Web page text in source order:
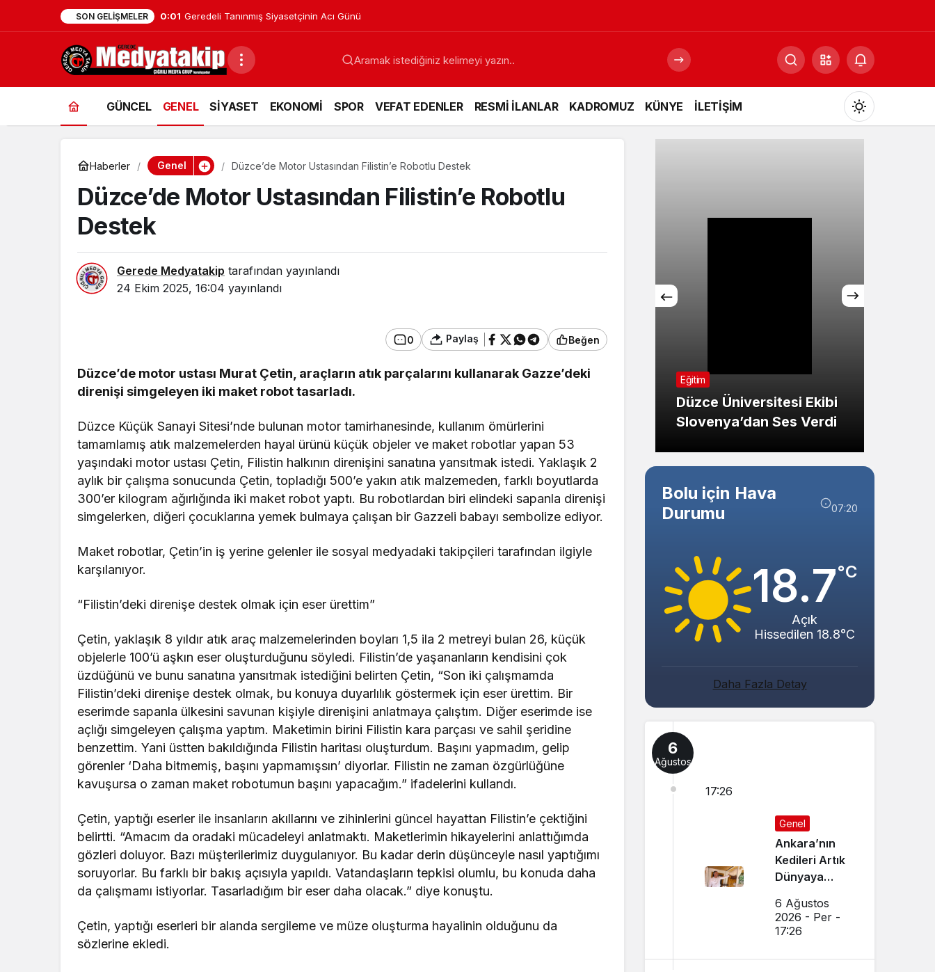
SON GELIŞMELER 0:00 AMBALAJ VE TEKSTİL ATIKLARI TOPLAMA İHALELERİ (GEREDE BELEDİYESİ)
GÜNCEL GENEL SİYASET EKONOMİ SPOR VEFAT EDENLER RESMİ İLANLAR KADROMUZ KÜNYE İLETİŞİM
Mod
değiştir
Gündüz Modu
Haberler Genel Düzce’de Motor Ustasından Filistin’e Robotlu Destek
Düzce’de Motor Ustasından Filistin’e Robotlu
Destek
Gerede Medyatakip tarafından yayınlandı
24 Ekim 2025, 16:04 yayınlandı
0 Paylaş Beğen
Düzce’de motor ustası Murat Çetin, araçların atık parçalarını kullanarak Gazze’deki
direnişi simgeleyen iki maket robot tasarladı.
Düzce Küçük Sanayi Sitesi’nde bulunan motor tamirhanesinde, kullanım ömürlerini
tamamlamış atık malzemelerden hayal ürünü küçük objeler ve maket robotlar yapan 53
yaşındaki motor ustası Çetin, Filistin halkının direnişini sanatına yansıtmak istedi. Yaklaşık 2
aylık bir çalışma sonucunda Çetin, topladığı 500’e yakın atık malzemeden, farklı boyutlarda
300’er kilogram ağırlığında iki maket robot yaptı. Bu robotlardan biri elindeki sapanla direnişi
simgelerken, diğeri çocuklarına yemek bulmaya çalışan bir Gazzeli babayı sembolize ediyor.
Maket robotlar, Çetin’in iş yerine gelenler ile sosyal medyadaki takipçileri tarafından ilgiyle
karşılanıyor.
“Filistin’deki direnişe destek olmak için eser ürettim”
Çetin, yaklaşık 8 yıldır atık araç malzemelerinden boyları 1,5 ila 2 metreyi bulan 26, küçük
objelerle 100’ü aşkın eser oluşturduğunu söyledi. Filistin’de yaşananların kendisini çok
üzdüğünü ve bunu sanatına yansıtmak istediğini belirten Çetin, “Son iki çalışmamda
Filistin’deki direnişe destek olmak, bu konuya duyarlılık göstermek için eser ürettim. Bir
eserimde sapanla ülkesini savunan kişiyle direnişini anlatmaya çalıştım. Diğer eserimde ise
açlığı simgeleyen çalışma yaptım. Maketimin birini Filistin kara parçası ve sahil şeridine
benzettim. Yani üstten bakıldığında Filistin haritası oluşturdum. Başını yapmadım, gelip
görenler ‘Daha bitmemiş, başını yapmamışsın’ diyorlar. Filistin ne zaman özgürlüğüne
kavuşursa o zaman maket robotumun başını yapacağım.” ifadelerini kullandı.
Çetin, yaptığı eserler ile insanların akıllarını ve zihinlerini güncel hayattan Filistin’e çektiğini
belirtti. “Amacım da oradaki mücadeleyi anlatmaktı. Maketlerimin hikayelerini anlattığımda
gözleri doluyor. Bazı müşterilerimiz duygulanıyor. Bu kadar derin düşünceyle nasıl yaptığımı
soruyorlar. Bu farklı bir bakış açısıyla yapıldı. Vatandaşların tepkisi olumlu, bu konuda daha
da çalışmamı istiyorlar. Tasarladığım bir eser daha olacak.” diye konuştu.
Çetin, yaptığı eserleri bir alanda sergileme ve müze oluşturma hayalinin olduğunu da
sözlerine ekledi.
Geredeli Tanınmış
Siyasetçinin Acı Günü
ATIKLARI TOPLAMA
BELEDİYESİ)
Bolu’nun Tanınmış İsmi
Tehlikeyi Önledi
Eğitim
Düzce Üniversitesi Ekibi
Slovenya’dan Ses Verdi
Bolu için Hava
Durumu
07:20
18.7°C
Açık
Hissedilen 18.8°C
Daha Fazla Detay
6
Ağustos
17:26
Genel
Ankara’nın
Kedileri Artık
Dünyaya
Tanıtılıyor
6 Ağustos
2026 - Per -
17:26